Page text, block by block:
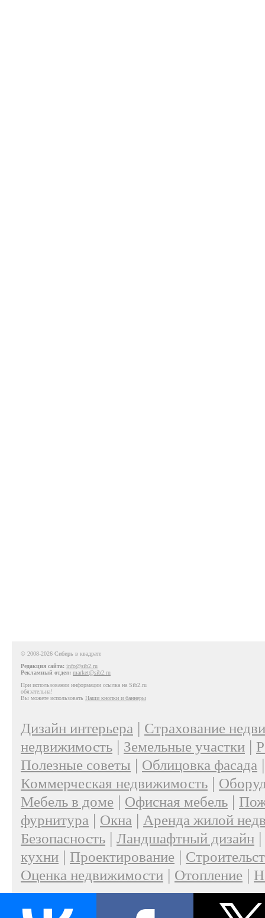
© 2008-2026 Сибирь в квадрате
Редакция сайта: info@sib2.ru
Рекламный отдел: market@sib2.ru
При использовании информации ссылка на Sib2.ru
обязательна!
Вы можете использовать Наши кнопки и баннеры
Дизайн интерьера | Страхование
недвижимость | Земельные участки |
Полезные советы | Облицовка фасада
Коммерческая недвижимость |
Мебель в доме | Офисная мебель |
фурнитура | Окна | Аренда жилой
Безопасность | Ландшафтный дизайн |
кухни | Проектирование |
Оценка недвижимости | Отопление |
О проекте|